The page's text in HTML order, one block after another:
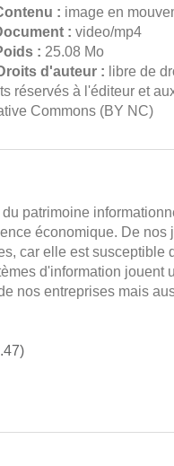
: image en
: video/mp4
: 25.08 Mo
d'auteur : libre de
réservés à l'éditeur et
Commons (BY NC)
patrimoine
économique. De nos
car elle est susceptible
d'information jouent
nos entreprises mais